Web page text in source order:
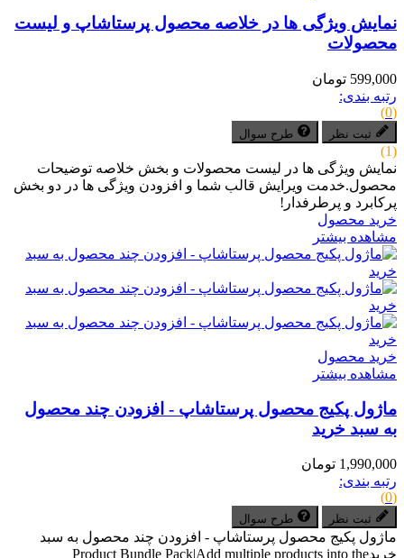
نمایش ویژگی ها در خلاصه محصول پرستاشاپ و لیست
محصولات
599,000 تومان
رتبه بندی:
(0)
ثبت نظر طرح سوال
(1)
نمایش ویژگی ها در لیست محصولات و بخش خلاصه توضیحات
محصول.خدمت ویرایش قالب شما و افزودن ویژگی ها در دو بخش
پرکابرد و پرطرفدار!
خرید محصول
مشاهده بیشتر
خرید محصول
مشاهده بیشتر
ماژول پکیج محصول پرستاشاپ - افزودن چند محصول
به سبد خرید
1,990,000 تومان
رتبه بندی:
(0)
ثبت نظر طرح سوال
ماژول پکیج محصول پرستاشاپ - افزودن چند محصول به سبد
خریدProduct Bundle Pack|Add multiple products into the